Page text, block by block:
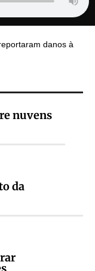
danos à
nuvens
da